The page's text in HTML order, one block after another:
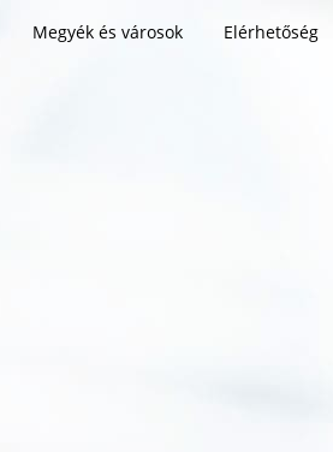
Megyék és városok Elérhetőség